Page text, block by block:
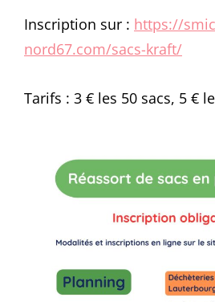
Inscription sur : https://
nord67.com/sacs-kraft/
Tarifs : 3 € les 50 sacs, 5 €